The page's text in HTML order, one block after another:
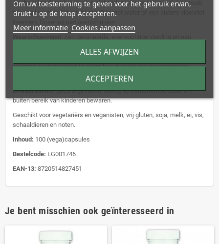
Aanbevolen dosering:(indien niet anders voorgeschreven) 1 capsule
per dag innemen tijdens de maaltijd met water of een andere vloeistof
vervanging van een gevarieerde voeding. Raadpleeg een deskundige
alvorens supplementen te gebruiken in geval van zwangerschap,
lactatie, medicijngebruik en ziekte.
Bewaaradvies:goed afgesloten, droog, op kamertemperatuur en
buiten bereik van kinderen bewaren.
Geschikt voor vegetariërs en veganisten, vrij gluten, soja, melk, ei, vis,
schaaldieren en noten.
Inhoud: 100 (vega)capsules
Bestelcode: EG001746
EAN-13: 8720514827451
Je bent misschien ook geïnteresseerd in
Om uw toestemming te geven voor het gebruik ervan,
drukt u op de knop Accepteren.
Meer informatie Cookies aanpassen
ALLES AFWIJZEN
ACCEPTEREN